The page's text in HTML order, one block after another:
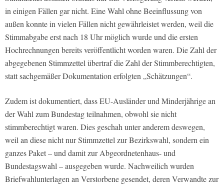
in einigen Fällen gar nicht. Eine Wahl ohne Beeinflussung von
außen konnte in vielen Fällen nicht gewährleistet werden, weil die
Stimmabgabe erst nach 18 Uhr möglich wurde und die ersten
Hochrechnungen bereits veröffentlicht worden waren. Die Zahl der
abgegebenen Stimmzettel übertraf die Zahl der Stimmberechtigten,
statt sachgemäßer Dokumentation erfolgten „Schätzungen“.
Zudem ist dokumentiert, dass EU-Ausländer und Minderjährige an
der Wahl zum Bundestag teilnahmen, obwohl sie nicht
stimmberechtigt waren. Dies geschah unter anderem deswegen,
weil an diese nicht nur Stimmzettel zur Bezirkswahl, sondern ein
ganzes Paket – und damit zur Abgeordnetenhaus- und
Bundestagswahl – ausgegeben wurde. Nachweilich wurden
Briefwahlunterlagen an Verstorbene gesendet, deren Verwandte zur